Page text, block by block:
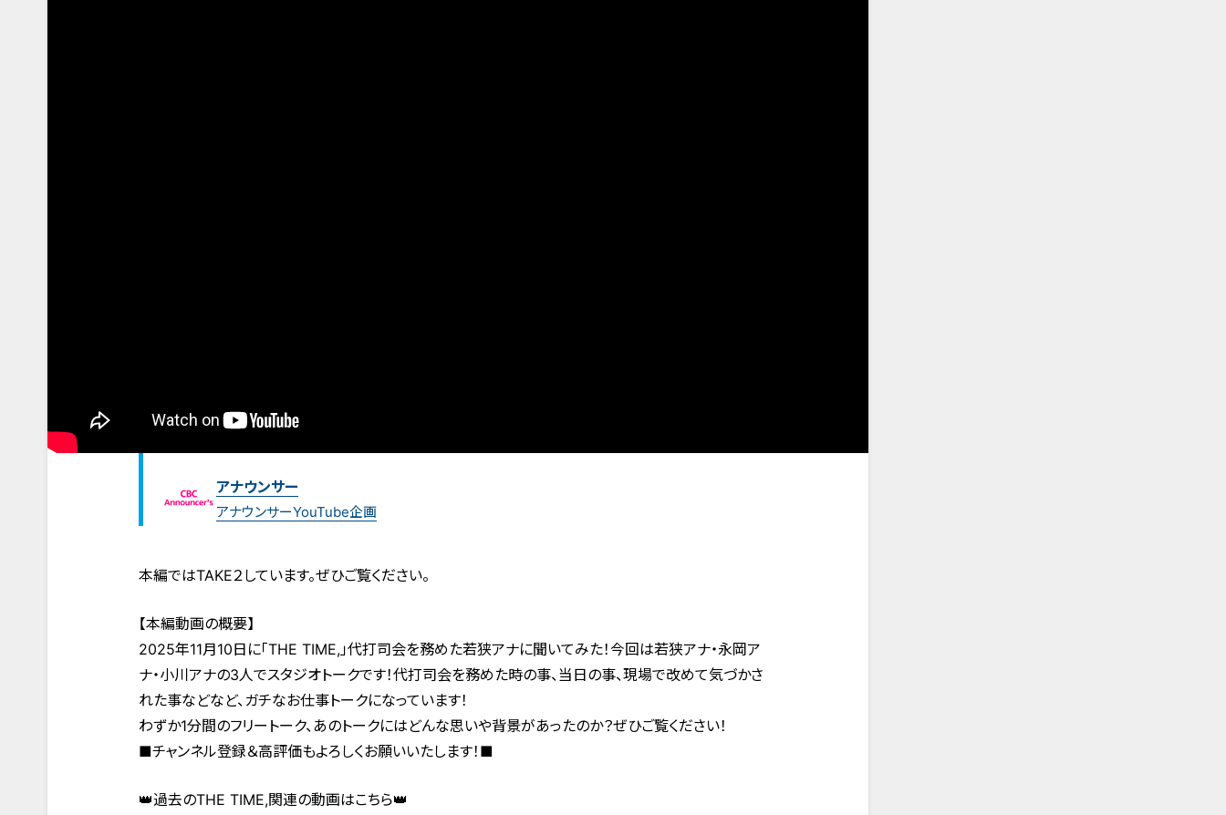
アナウンサー
アナウンサーYouTube企画
本編ではTAKE２しています。ぜひご覧ください。
【本編動画の概要】
2025年11月10日に「THE TIME,」代打司会を務めた若狭アナに聞いてみた！今回は若狭アナ・永岡ア
ナ・小川アナの3人でスタジオトークです！代打司会を務めた時の事、当日の事、現場で改めて気づかさ
れた事などなど、ガチなお仕事トークになっています！
わずか1分間のフリートーク、あのトークにはどんな思いや背景があったのか？ぜひご覧ください！
■チャンネル登録＆高評価もよろしくお願いいたします！■
👑過去のTHE TIME,関連の動画はこちら👑